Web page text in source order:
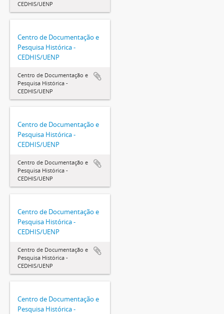
CEDHIS/UENP
Centro de Documentação e
Pesquisa Histórica -
CEDHIS/UENP
Centro de Documentação e
Pesquisa Histórica -
CEDHIS/UENP
Centro de Documentação e
Pesquisa Histórica -
CEDHIS/UENP
Centro de Documentação e
Pesquisa Histórica -
CEDHIS/UENP
Centro de Documentação e
Pesquisa Histórica -
CEDHIS/UENP
Centro de Documentação e
Pesquisa Histórica -
CEDHIS/UENP
Centro de Documentação e
Pesquisa Histórica -